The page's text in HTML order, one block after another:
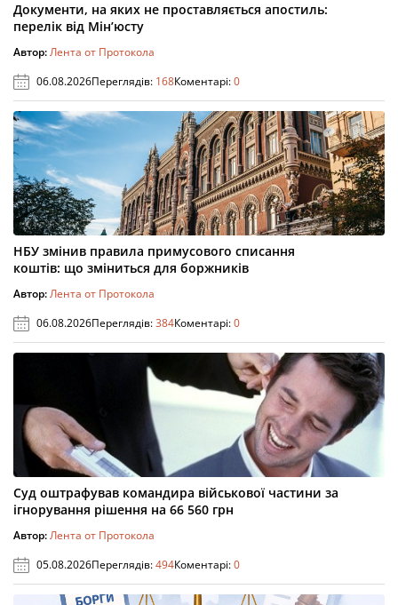
Документи, на яких не проставляється апостиль:
перелік від Мін’юсту
Автор:Лента от Протокола
06.08.2026Переглядів: 168Коментарі:0
НБУ змінив правила примусового списання
коштів: що зміниться для боржників
Автор:Лента от Протокола
06.08.2026Переглядів:384Коментарі:0
Суд оштрафував командира військової частини за
ігнорування рішення на 66 560 грн
Автор:Лента от Протокола
05.08.2026Переглядів:494Коментарі:0